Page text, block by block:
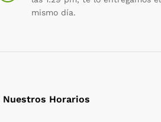
mismo día.
Nuestros Horarios